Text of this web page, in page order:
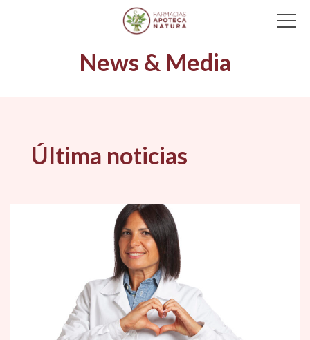
Main Navigation
News & Media
Última noticias